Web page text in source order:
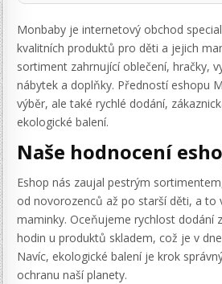
Monbaby je internetový obchod
kvalitních produktů pro děti a jejich
sortiment zahrnující oblečení, hračky,
nábytek a doplňky. Předností eshopu
výběr, ale také rychlé dodání,
ekologické balení.
Naše hodnocení
Eshop nás zaujal pestrým
od novorozenců až po starší děti, a to
maminky. Oceňujeme rychlost dodání
hodin u produktů skladem, což je v
Navíc, ekologické balení je krok
ochranu naší planety.